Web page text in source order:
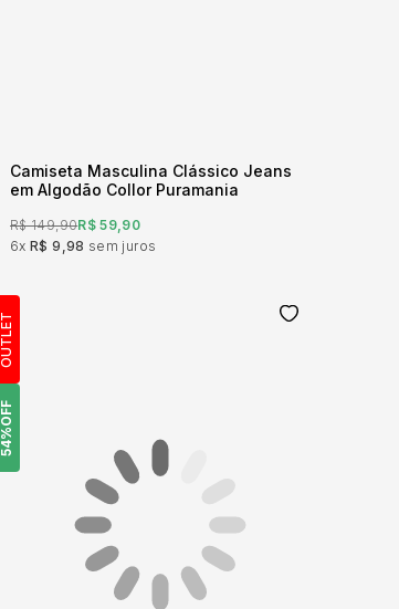
Camiseta Masculina Clássico Jeans
em Algodão Collor Puramania
R$ 149,90R$ 59,90
6xR$ 9,98 sem juros
54%
OFF
OUTLET